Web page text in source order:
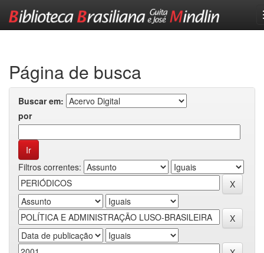
Página de busca
Buscar em:
por
Filtros correntes: